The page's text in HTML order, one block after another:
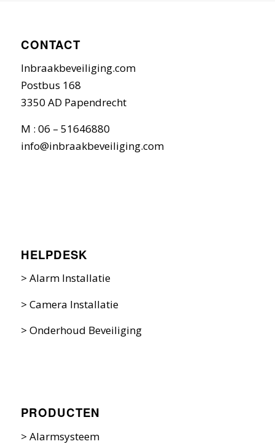
CONTACT
Inbraakbeveiliging.com
Postbus 168
3350 AD Papendrecht
M : 06 – 51646880
info@inbraakbeveiliging.com
HELPDESK
> Alarm Installatie
> Camera Installatie
> Onderhoud Beveiliging
PRODUCTEN
> Alarmsysteem